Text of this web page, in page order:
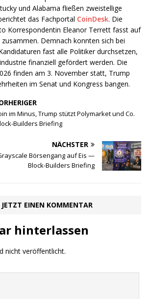
und Alabama fließen zweistellige
das Fachportal CoinDesk. Die
Korrespondentin Eleanor Terrett fasst auf
Demnach konnten sich bei
fast alle Politiker durchsetzen,
finanziell gefördert werden. Die
finden am 3. November statt, Trump
im Senat und Kongress bangen.
im Minus, Trump stützt Polymarket und Co.
Builders Briefing
NÄCHSTER
Börsengang auf Eis —
Block-Builders Briefing
JETZT EINEN KOMMENTAR
hinterlassen
nicht veröffentlicht.